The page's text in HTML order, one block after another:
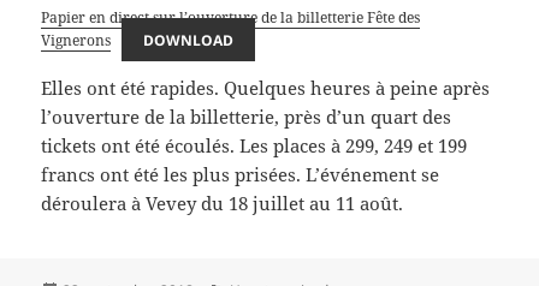
Papier en direct sur l’ouverture de la billetterie Fête des
Vignerons
DOWNLOAD
Elles ont été rapides. Quelques heures à peine après
l’ouverture de la billetterie, près d’un quart des
tickets ont été écoulés. Les places à 299, 249 et 199
francs ont été les plus prisées. L’événement se
déroulera à Vevey du 18 juillet au 11 août.